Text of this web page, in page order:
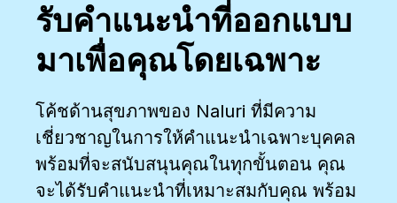
รับคำแนะนำที่ออกแบบ
มาเพื่อคุณโดยเฉพาะ
โค้ชด้านสุขภาพของ Naluri ที่มีความ
เชี่ยวชาญในการให้คำแนะนำเฉพาะบุคคล
พร้อมที่จะสนับสนุนคุณในทุกขั้นตอน คุณ
จะได้รับคำแนะนำที่เหมาะสมกับคุณ พร้อม